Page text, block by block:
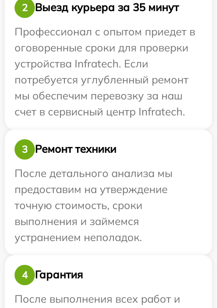
2
Выезд курьера за 35 минут
Профессионал с опытом приедет в
оговоренные сроки для проверки
устройства Infratech. Если
потребуется углубленный ремонт
мы обеспечим перевозку за наш
счет в сервисный центр Infratech.
3
Ремонт техники
После детального анализа мы
предоставим на утверждение
точную стоимость, сроки
выполнения и займемся
устранением неполадок.
4
Гарантия
После выполнения всех работ и